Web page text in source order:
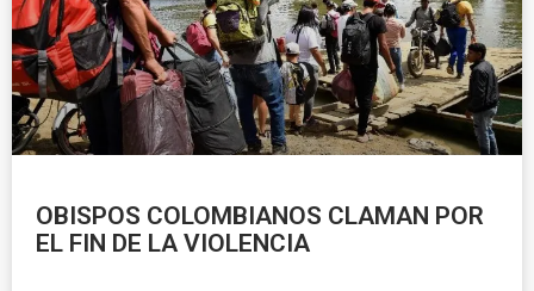
OBISPOS COLOMBIANOS CLAMAN POR
EL FIN DE LA VIOLENCIA